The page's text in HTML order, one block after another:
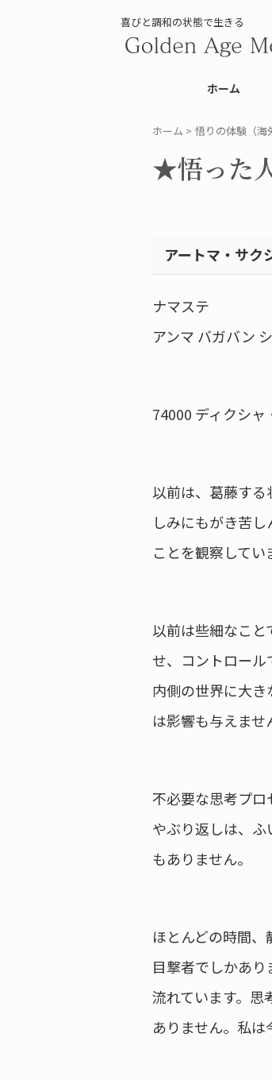
喜びと調和の状態で生きる
ホーム
ホーム > 悟りの体験（海
★悟った
アートマ・サク
ナマステ
アンマ バガバン
74000 ディクシ
以前は、葛藤する
しみにもがき苦
ことを観察してい
以前は些細なこと
せ、コントロー
内側の世界に大
は影響も与えませ
不必要な思考プ
やぶり返しは、
もありません。
ほとんどの時間
目撃者でしかあ
流れています。思
ありません。私は